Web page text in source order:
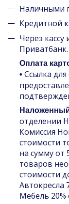
Наличными
Кредитной
Через
Приватбанк.
Оплата
• Ссылка для
отделении
Комиссия
стоимости
на сумму от
товаров
стоимости
Автокресла
Мебель 20%